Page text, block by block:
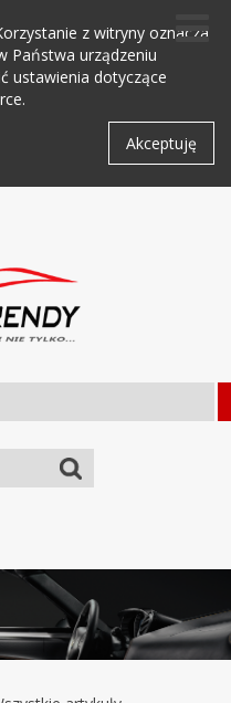
z witryny oznacza
Państwa urządzeniu
ustawienia dotyczące
Akceptuję